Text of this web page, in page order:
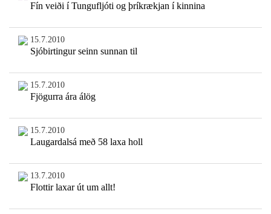
Fín veiði í Tungufljóti og þríkrækjan í kinnina
15.7.2010
Sjóbirtingur seinn sunnan til
15.7.2010
Fjögurra ára álög
15.7.2010
Laugardalsá með 58 laxa holl
13.7.2010
Flottir laxar út um allt!